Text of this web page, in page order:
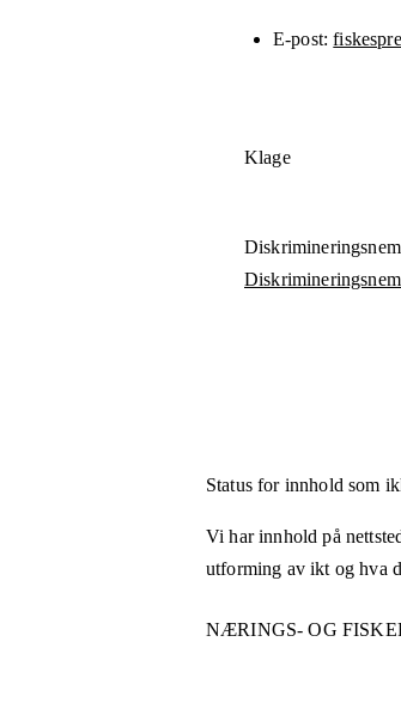
E-post
Klage
Status for innhold som
Vi har innhold på
utforming av ikt og hva
NÆRINGS- OG